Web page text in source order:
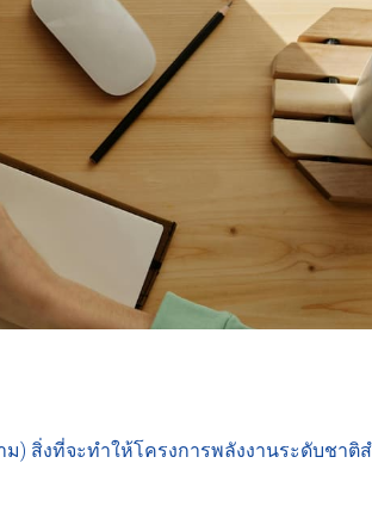
ม) สิ่งที่จะทำให้โครงการพลังงานระดับชาติ